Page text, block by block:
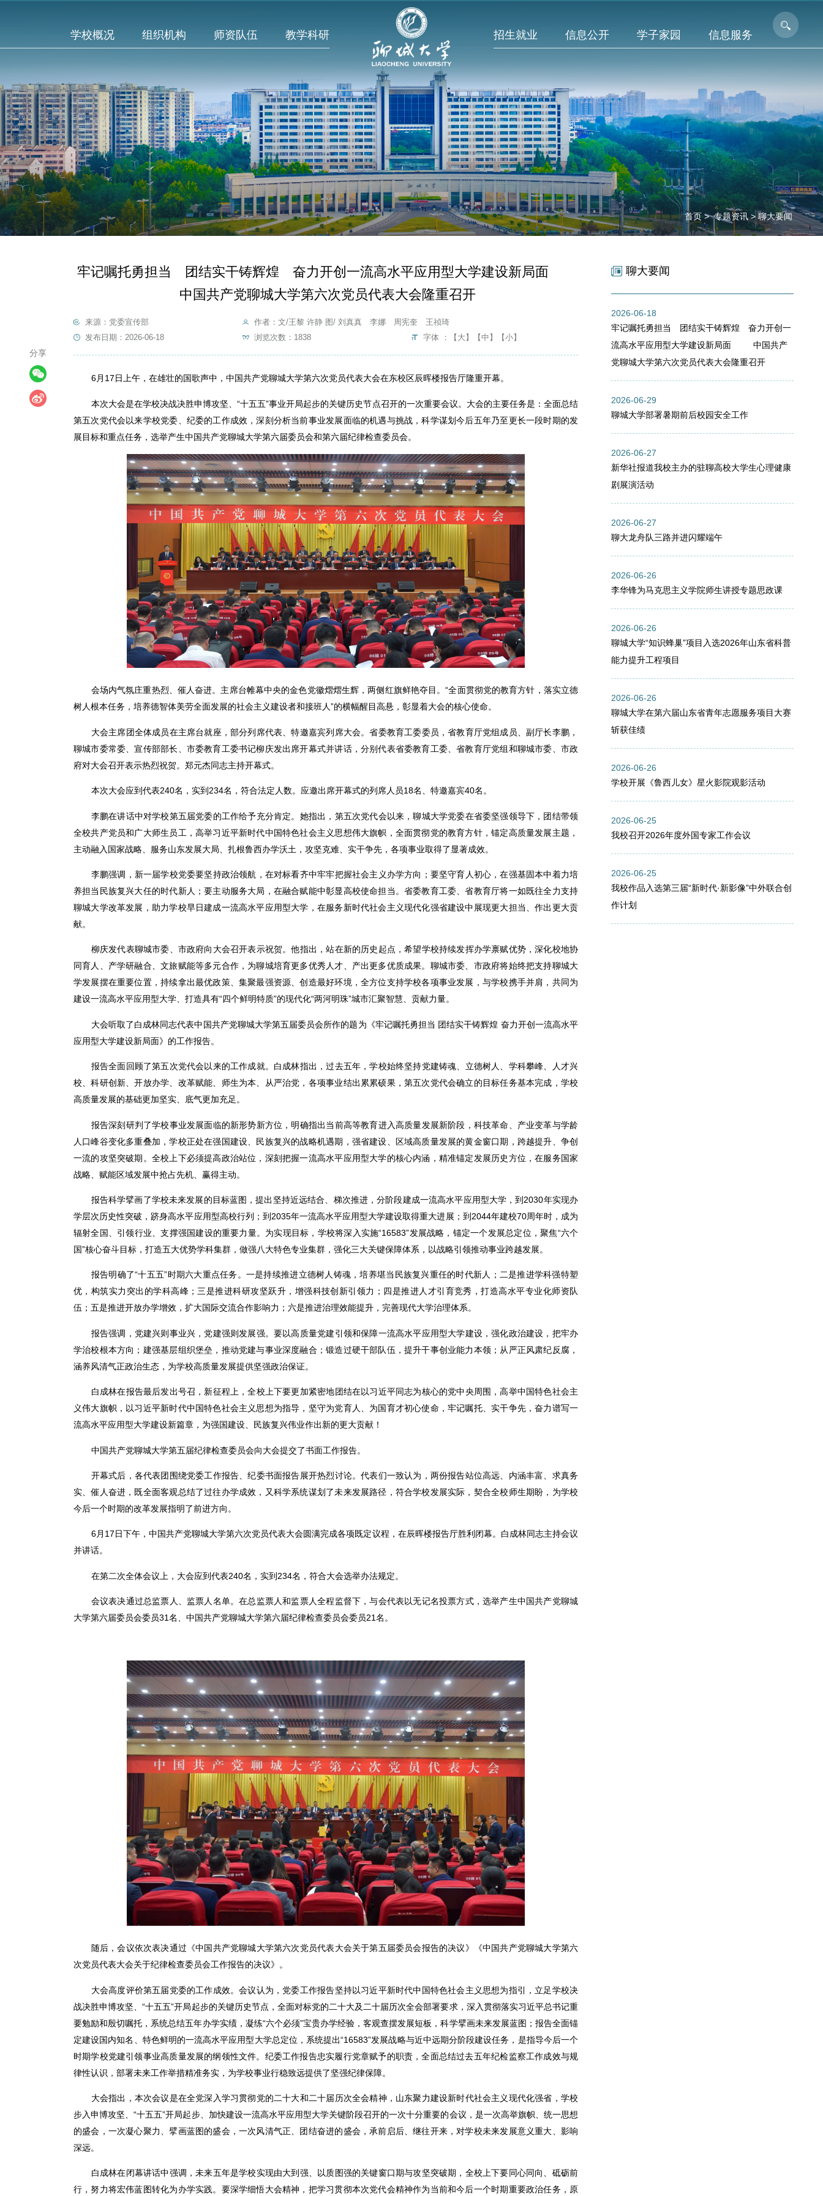
学校概况 组织机构 师资队伍 教学科研 招生就业 信息公开 学子家园 信息服务
首页 > 专题资讯 > 聊大要闻
牢记嘱托勇担当 团结实干铸辉煌 奋力开创一流高水平应用型大学建设新局面
中国共产党聊城大学第六次党员代表大会隆重召开
来源：党委宣传部
作者：文/王黎 许静 图/ 刘真真 李娜 周宪奎 王祯琦
发布日期：2026-06-18
浏览次数： 1838 字体 ： 【大】 【中】 【小】
6月17日上午，在雄壮的国歌声中，中国共产党聊城大学第六次党员代表大会在东校区辰晖楼报告厅隆重开幕。
本次大会是在学校决战决胜申博攻坚、“十五五”事业开局起步的关键历史节点召开的一次重要会议。大会的主要任务是：全面总结
第五次党代会以来学校党委、纪委的工作成效，深刻分析当前事业发展面临的机遇与挑战，科学谋划今后五年乃至更长一段时期的发
展目标和重点任务，选举产生中国共产党聊城大学第六届委员会和第六届纪律检查委员会。
会场内气氛庄重热烈、催人奋进。主席台帷幕中央的金色党徽熠熠生辉，两侧红旗鲜艳夺目。“全面贯彻党的教育方针，落实立德
树人根本任务，培养德智体美劳全面发展的社会主义建设者和接班人”的横幅醒目高悬，彰显着大会的核心使命。
大会主席团全体成员在主席台就座，部分列席代表、特邀嘉宾列席大会。省委教育工委委员，省教育厅党组成员、副厅长李鹏，
聊城市委常委、宣传部部长、市委教育工委书记柳庆发出席开幕式并讲话，分别代表省委教育工委、省教育厅党组和聊城市委、市政
府对大会召开表示热烈祝贺。郑元杰同志主持开幕式。
本次大会应到代表240名，实到234名，符合法定人数。应邀出席开幕式的列席人员18名、特邀嘉宾40名。
李鹏在讲话中对学校第五届党委的工作给予充分肯定。她指出，第五次党代会以来，聊城大学党委在省委坚强领导下，团结带领
全校共产党员和广大师生员工，高举习近平新时代中国特色社会主义思想伟大旗帜，全面贯彻党的教育方针，锚定高质量发展主题，
主动融入国家战略、服务山东发展大局、扎根鲁西办学沃土，攻坚克难、实干争先，各项事业取得了显著成效。
李鹏强调，新一届学校党委要坚持政治领航，在对标看齐中牢牢把握社会主义办学方向；要坚守育人初心，在强基固本中着力培
养担当民族复兴大任的时代新人；要主动服务大局，在融合赋能中彰显高校使命担当。省委教育工委、省教育厅将一如既往全力支持
聊城大学改革发展，助力学校早日建成一流高水平应用型大学，在服务新时代社会主义现代化强省建设中展现更大担当、作出更大贡
献。
柳庆发代表聊城市委、市政府向大会召开表示祝贺。他指出，站在新的历史起点，希望学校持续发挥办学禀赋优势，深化校地协
同育人、产学研融合、文旅赋能等多元合作，为聊城培育更多优秀人才、产出更多优质成果。聊城市委、市政府将始终把支持聊城大
学发展摆在重要位置，持续拿出最优政策、集聚最强资源、创造最好环境，全方位支持学校各项事业发展，与学校携手并肩，共同为
建设一流高水平应用型大学、打造具有“四个鲜明特质”的现代化“两河明珠”城市汇聚智慧、贡献力量。
大会听取了白成林同志代表中国共产党聊城大学第五届委员会所作的题为《牢记嘱托勇担当 团结实干铸辉煌 奋力开创一流高水平
应用型大学建设新局面》的工作报告。
报告全面回顾了第五次党代会以来的工作成就。白成林指出，过去五年，学校始终坚持党建铸魂、立德树人、学科攀峰、人才兴
校、科研创新、开放办学、改革赋能、师生为本、从严治党，各项事业结出累累硕果，第五次党代会确立的目标任务基本完成，学校
高质量发展的基础更加坚实、底气更加充足。
报告深刻研判了学校事业发展面临的新形势新方位，明确指出当前高等教育进入高质量发展新阶段，科技革命、产业变革与学龄
人口峰谷变化多重叠加，学校正处在强国建设、民族复兴的战略机遇期，强省建设、区域高质量发展的黄金窗口期，跨越提升、争创
一流的攻坚突破期。全校上下必须提高政治站位，深刻把握一流高水平应用型大学的核心内涵，精准锚定发展历史方位，在服务国家
战略、赋能区域发展中抢占先机、赢得主动。
报告科学擘画了学校未来发展的目标蓝图，提出坚持近远结合、梯次推进，分阶段建成一流高水平应用型大学，到2030年实现办
学层次历史性突破，跻身高水平应用型高校行列；到2035年一流高水平应用型大学建设取得重大进展；到2044年建校70周年时，成为
辐射全国、引领行业、支撑强国建设的重要力量。为实现目标，学校将深入实施“16583”发展战略，锚定一个发展总定位，聚焦“六个
国”核心奋斗目标，打造五大优势学科集群，做强八大特色专业集群，强化三大关键保障体系，以战略引领推动事业跨越发展。
报告明确了“十五五”时期六大重点任务。一是持续推进立德树人铸魂，培养堪当民族复兴重任的时代新人；二是推进学科强特塑
优，构筑实力突出的学科高峰；三是推进科研攻坚跃升，增强科技创新引领力；四是推进人才引育竞秀，打造高水平专业化师资队
伍；五是推进开放办学增效，扩大国际交流合作影响力；六是推进治理效能提升，完善现代大学治理体系。
报告强调，党建兴则事业兴，党建强则发展强。要以高质量党建引领和保障一流高水平应用型大学建设，强化政治建设，把牢办
学治校根本方向；建强基层组织堡垒，推动党建与事业深度融合；锻造过硬干部队伍，提升干事创业能力本领；从严正风肃纪反腐，
涵养风清气正政治生态，为学校高质量发展提供坚强政治保证。
白成林在报告最后发出号召，新征程上，全校上下要更加紧密地团结在以习近平同志为核心的党中央周围，高举中国特色社会主
义伟大旗帜，以习近平新时代中国特色社会主义思想为指导，坚守为党育人、为国育才初心使命，牢记嘱托、实干争先，奋力谱写一
流高水平应用型大学建设新篇章，为强国建设、民族复兴伟业作出新的更大贡献！
中国共产党聊城大学第五届纪律检查委员会向大会提交了书面工作报告。
开幕式后，各代表团围绕党委工作报告、纪委书面报告展开热烈讨论。代表们一致认为，两份报告站位高远、内涵丰富、求真务
实、催人奋进，既全面客观总结了过往办学成效，又科学系统谋划了未来发展路径，符合学校发展实际，契合全校师生期盼，为学校
今后一个时期的改革发展指明了前进方向。
6月17日下午，中国共产党聊城大学第六次党员代表大会圆满完成各项既定议程，在辰晖楼报告厅胜利闭幕。白成林同志主持会议
并讲话。
在第二次全体会议上，大会应到代表240名，实到234名，符合大会选举办法规定。
会议表决通过总监票人、监票人名单。在总监票人和监票人全程监督下，与会代表以无记名投票方式，选举产生中国共产党聊城
大学第六届委员会委员31名、中国共产党聊城大学第六届纪律检查委员会委员21名。
随后，会议依次表决通过《中国共产党聊城大学第六次党员代表大会关于第五届委员会报告的决议》《中国共产党聊城大学第六
次党员代表大会关于纪律检查委员会工作报告的决议》。
大会高度评价第五届党委的工作成效。会议认为，党委工作报告坚持以习近平新时代中国特色社会主义思想为指引，立足学校决
战决胜申博攻坚、“十五五”开局起步的关键历史节点，全面对标党的二十大及二十届历次全会部署要求，深入贯彻落实习近平总书记重
要勉励和殷切嘱托，系统总结五年办学实绩，凝练“六个必须”宝贵办学经验，客观查摆发展短板，科学擘画未来发展蓝图；报告全面锚
定建设国内知名、特色鲜明的一流高水平应用型大学总定位，系统提出“16583”发展战略与近中远期分阶段建设任务，是指导今后一个
时期学校党建引领事业高质量发展的纲领性文件。纪委工作报告忠实履行党章赋予的职责，全面总结过去五年纪检监察工作成效与规
律性认识，部署未来工作举措精准务实，为学校事业行稳致远提供了坚强纪律保障。
大会指出，本次会议是在全党深入学习贯彻党的二十大和二十届历次全会精神，山东聚力建设新时代社会主义现代化强省，学校
步入申博攻坚、“十五五”开局起步、加快建设一流高水平应用型大学关键阶段召开的一次十分重要的会议，是一次高举旗帜、统一思想
的盛会，一次凝心聚力、擘画蓝图的盛会，一次风清气正、团结奋进的盛会，承前启后、继往开来，对学校未来发展意义重大、影响
深远。
白成林在闭幕讲话中强调，未来五年是学校实现由大到强、以质图强的关键窗口期与攻坚突破期，全校上下要同心同向、砥砺前
行，努力将宏伟蓝图转化为办学实践。要深学细悟大会精神，把学习贯彻本次党代会精神作为当前和今后一个时期重要政治任务，原
分享
聊大要闻
2026-06-18
牢记嘱托勇担当 团结实干铸辉煌 奋力开创一
流高水平应用型大学建设新局面 中国共产
党聊城大学第六次党员代表大会隆重召开
2026-06-29
聊城大学部署暑期前后校园安全工作
2026-06-27
新华社报道我校主办的驻聊高校大学生心理健康
剧展演活动
2026-06-27
聊大龙舟队三路并进闪耀端午
2026-06-26
李华锋为马克思主义学院师生讲授专题思政课
2026-06-26
聊城大学“知识蜂巢”项目入选2026年山东省科普
能力提升工程项目
2026-06-26
聊城大学在第六届山东省青年志愿服务项目大赛
斩获佳绩
2026-06-26
学校开展《鲁西儿女》星火影院观影活动
2026-06-25
我校召开2026年度外国专家工作会议
2026-06-25
我校作品入选第三届“新时代·新影像”中外联合创
作计划